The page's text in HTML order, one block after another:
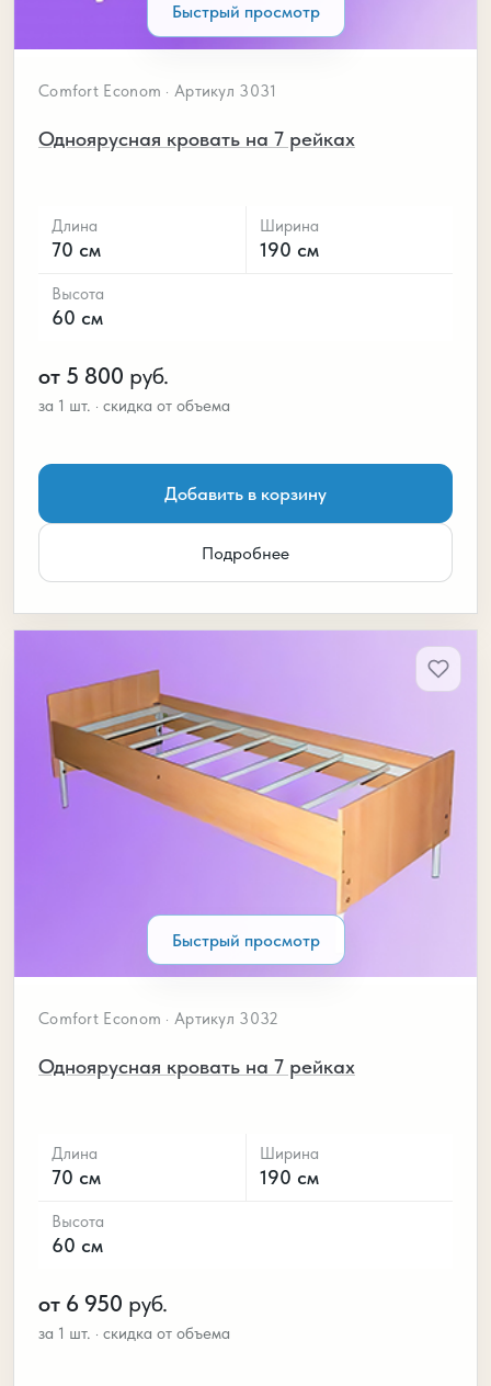
Быстрый просмотр
Comfort Econom · Артикул 3031
Одноярусная кровать на 7 рейках
Длина
70 см
Ширина
190 см
Высота
60 см
от 5 800 руб.
Добавить в корзину
Подробнее
Быстрый просмотр
Comfort Econom · Артикул 3032
Одноярусная кровать на 7 рейках
Длина
70 см
Ширина
190 см
Высота
60 см
от 6 950 руб.